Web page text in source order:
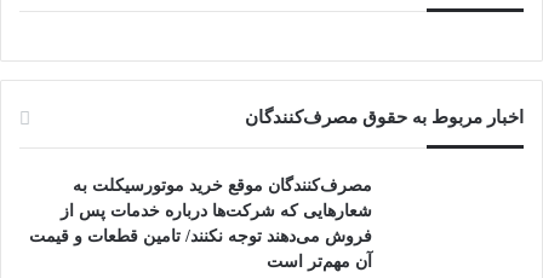
اخبار مربوط به حقوق مصرف‌کنندگان
مصرف‌کنندگان موقع خرید موتورسیکلت به
شعارهایی که شرکت‌ها درباره خدمات پس از
فروش می‌دهند توجه نکنند/ تامین قطعات و قیمت
آن مهم‌تر است